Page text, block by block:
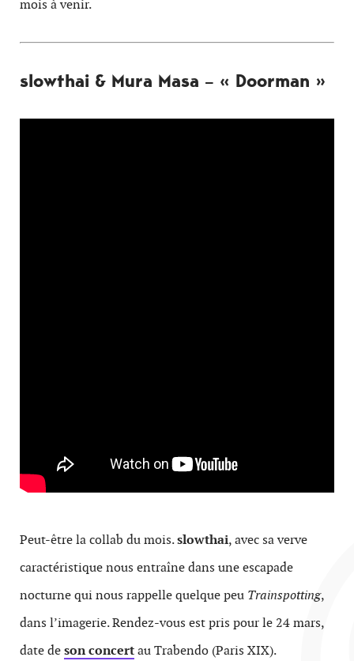
mois à venir.
slowthai & Mura Masa – « Doorman »
Peut-être la collab du mois.slowthai, avec sa verve
caractéristique nous entraîne dans une escapade
nocturne qui nous rappelle quelque peu Trainspotting,
dans l’imagerie. Rendez-vous est pris pour le 24 mars,
date deson concertau Trabendo (Paris XIX).